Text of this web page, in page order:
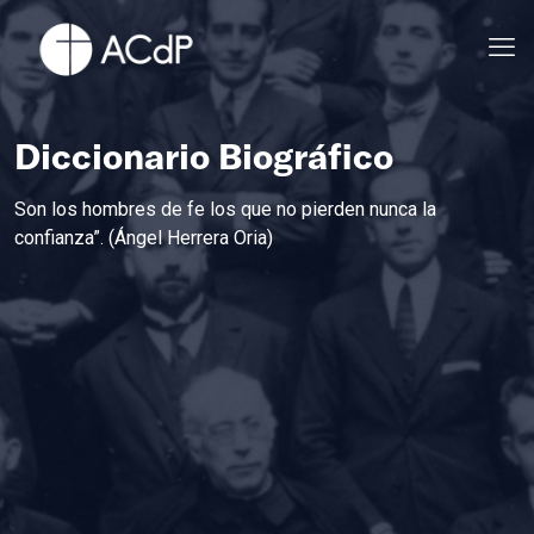
Diccionario Biográfico
Son los hombres de fe los que no pierden nunca la
confianza”. (Ángel Herrera Oria)